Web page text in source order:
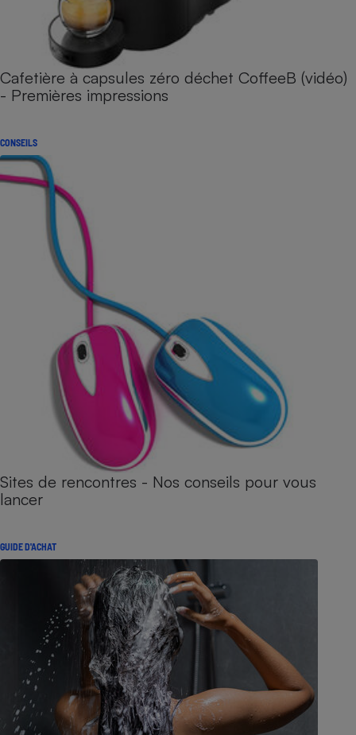
Cafetière à capsules zéro déchet CoffeeB (vidéo)
- Premières impressions
CONSEILS
Sites de rencontres - Nos conseils pour vous
lancer
GUIDE D'ACHAT